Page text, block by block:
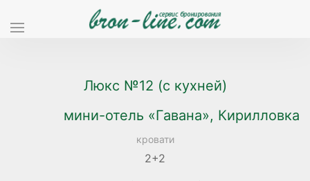
Люкс №12 (с кухней)
мини-отель «Гавана», Кирилловка
кровати
2+2